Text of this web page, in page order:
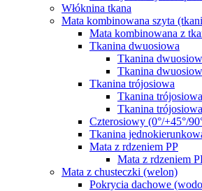
Włóknina tkana
Mata kombinowana szyta
Mata kombinowana z
Tkanina dwuosiowa
Tkanina
Tkanina
Tkanina trójosiowa
Tkanina
Tkanina
Czterosiowy (0°/+45°/
Tkanina
Mata z rdzeniem PP
Mata z rdzeniem
Mata z chusteczki (welon)
Pokrycia dachowe